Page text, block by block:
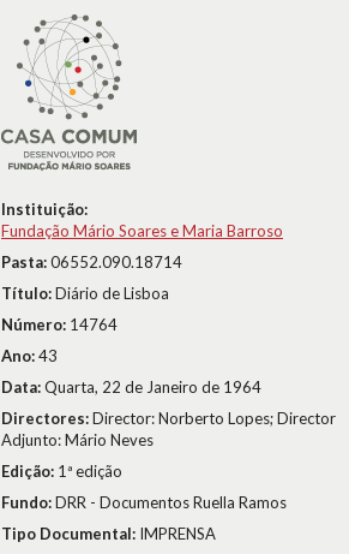
Instituição:
Fundação Mário Soares e Maria Barroso
Pasta:06552.090.18714
Título:Diário de Lisboa
Número: 14764
Ano:43
Data:Quarta, 22 de Janeiro de 1964
Directores:Director: Norberto Lopes; Director
Adjunto: Mário Neves
Edição: 1ª edição
Fundo:DRR - Documentos Ruella Ramos
Tipo Documental: IMPRENSA